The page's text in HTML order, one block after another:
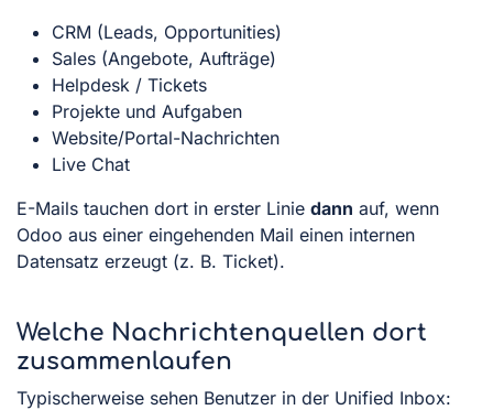
CRM (Leads, Opportunities)
Sales (Angebote, Aufträge)
Helpdesk / Tickets
Projekte und Aufgaben
Website/Portal-Nachrichten
Live Chat
E-Mails tauchen dort in erster Linie dann auf, wenn
Odoo aus einer eingehenden Mail einen internen
Datensatz erzeugt (z. B. Ticket).
Welche Nachrichtenquellen dort
zusammenlaufen
Typischerweise sehen Benutzer in der Unified Inbox: